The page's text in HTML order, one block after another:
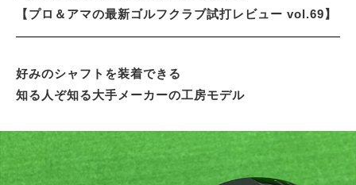
【プロ＆アマの最新ゴルフクラブ試打レビュー vol.69】
好みのシャフトを装着できる
知る人ぞ知る大手メーカーの工房モデル